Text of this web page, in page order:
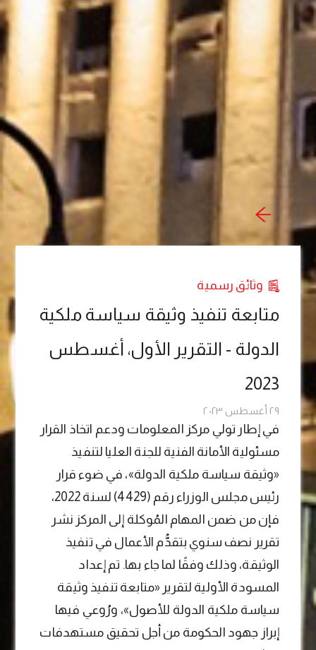
وثائق رسمية
متابعة تنفيذ وثيقة سياسة ملكية
الدولة - التقرير الأول، أغسطس
2023
٢٩ أغسطس ٢٠٢٣
في إطار تولي مركز المعلومات ودعم اتخاذ القرار
مسئولية الأمانة الفنية للجنة العليا لتنفيذ
«وثيقة سياسة ملكية الدولة»، في ضوء قرار
رئيس مجلس الوزراء رقم (4429) لسنة 2022،
فإن من ضمن المهام المُوكلة إلى المركز نشر
تقرير نصف سنوي بتقدُّم الأعمال في تنفيذ
الوثيقة، وذلك وفقًا لما جاء بها. تم إعداد
المسودة الأولية لتقرير «متابعة تنفيذ وثيقة
سياسة ملكية الدولة للأصول»، ورُوعي فيها
إبراز جهود الحكومة من أجل تحقيق مستهدفات